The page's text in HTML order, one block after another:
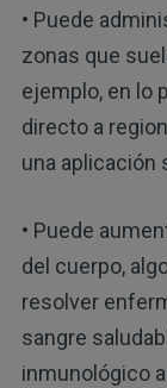
• Puede
zonas que
ejemplo, en lo
directo a
una aplicación
• Puede
del cuerpo,
resolver
sangre
inmunológico